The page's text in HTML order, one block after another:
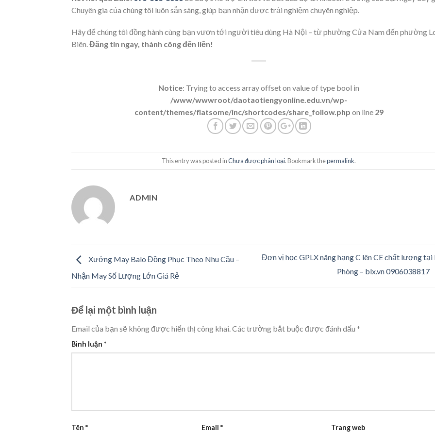
Chuyên gia của chúng tôi luôn sẵn sàng, giúp bạn nhận được trải nghiệm chuyên nghiệp.
Hãy để chúng tôi đồng hành cùng bạn vươn tới người tiêu dùng Hà Nội – từ phường Cửa Nam đến phường
Biên.Đăng tin ngay, thành công đến liền!
Notice: Trying to access array offset on value of type bool in
/www/wwwroot/daotaotiengyonline.edu.vn/wp-
content/themes/flatsome/inc/shortcodes/share_follow.php on line 29
This entry was posted inChưa được phân loại. Bookmark thepermalink.
ADMIN
Xưởng May Balo Đồng Phục Theo Nhu Cầu –
Nhận May Số Lượng Lớn Giá Rẻ
Đơn vị học GPLX nâng hạng C lên CE chất lượng tại
Phòng – blx.vn 0906038817
Để lại một bình luận
Email của bạn sẽ không được hiển thị công khai.Các trường bắt buộc được đánh dấu *
Bình luận *
Tên * Email * Trang web